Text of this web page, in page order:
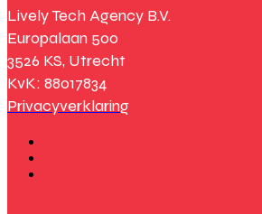
Lively Tech Agency B.V.
Europalaan 500
3526 KS, Utrecht
KvK: 88017834
Privacyverklaring